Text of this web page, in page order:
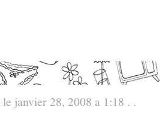
le janvier 28, 2008 a 1:18 . .